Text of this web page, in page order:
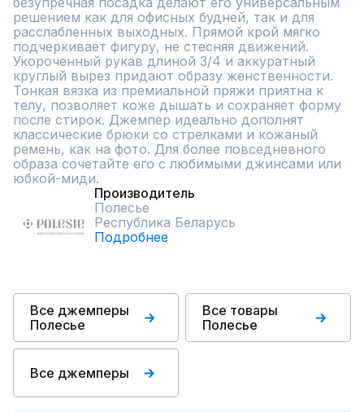
решением как для офисных будней, так и для
расслабленных выходных. Прямой крой мягко
подчеркивает фигуру, не стесняя движений.
Укороченный рукав длиной 3/4 и аккуратный
круглый вырез придают образу женственности.
Тонкая вязка из премиальной пряжи приятна к
телу, позволяет коже дышать и сохраняет форму
после стирок. Джемпер идеально дополнят
классические брюки со стрелками и кожаный
ремень, как на фото. Для более повседневного
образа сочетайте его с любимыми джинсами или
юбкой-миди.
Производитель
Полесье
Республика Беларусь
Подробнее
Все джемперы
Полесье
Все товары
Полесье
Все джемперы